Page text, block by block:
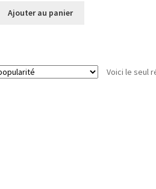
Ajouter au panier
Voici le seul